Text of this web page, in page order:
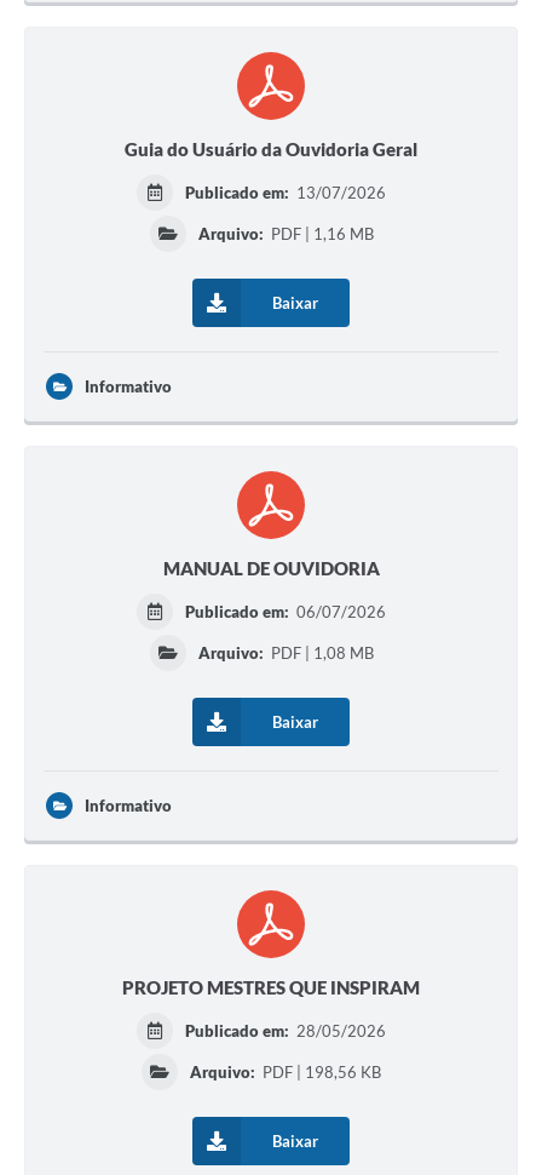
Guia do Usuário da Ouvidoria Geral
Publicado em: 13/07/2026
Arquivo: PDF | 1,16 MB
Baixar
Informativo
MANUAL DE OUVIDORIA
Publicado em: 06/07/2026
Arquivo: PDF | 1,08 MB
Baixar
Informativo
PROJETO MESTRES QUE INSPIRAM
Publicado em: 28/05/2026
Arquivo: PDF | 198,56 KB
Baixar